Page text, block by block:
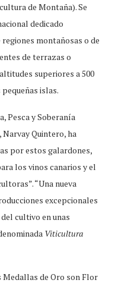
de Montaña). Se
dedicado
montañosas o de
de terrazas o
superiores a 500
islas.
Pesca y Soberanía
Quintero, ha
por estos galardones,
los vinos canarios y el
“Una nueva
excepcionales
cultivo en unas
Viticultura
Medallas de Oro son Flor